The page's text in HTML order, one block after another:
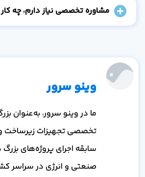
مشاوره تخصصی نیاز دارم، چه
وینو سرور
ما در وینو سرور، به‌عنوان
تخصصی تجهیزات زیرساخت و
سابقه اجرای پروژه‌های
صنعتی و انرژی در سراسر